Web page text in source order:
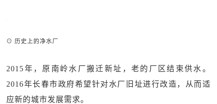
⊙ 历史上的净水厂
2015年，原南岭水厂搬迁新址，老的厂区结束供水。
2016年长春市政府希望针对水厂旧址进行改造，从而适
应新的城市发展需求。